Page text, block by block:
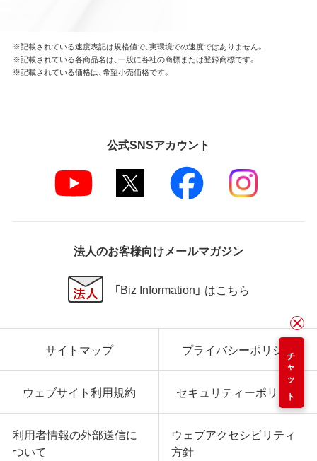
チャット
※記載されている速度表記は規格値で、実環境での速度ではありません。
※記載されている各商品名は、一般に各社の商標または登録商標です。
※記載されている価格は、希望小売価格です。
公式SNSアカウント
法人のお客様向けメールマガジン
「Biz Information」 はこちら
サイトマップ プライバシーポリシー
ウェブサイト利用規約 セキュリティーポリシー
利用者情報の外部送信に
ついて
ウェブアクセシビリティ
方針